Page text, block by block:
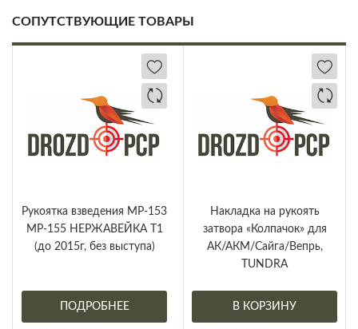
СОПУТСТВУЮЩИЕ ТОВАРЫ
Рукоятка взведения МР-153
МР-155 НЕРЖАВЕЙКА Т1
(до 2015г, без выступа)
ПОДРОБНЕЕ
Накладка на рукоять
затвора «Колпачок» для
АК/АКМ/Сайга/Вепрь,
TUNDRA
В КОРЗИНУ